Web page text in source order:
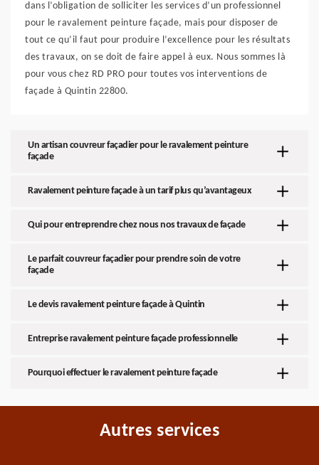
dans l’obligation de solliciter les services d’un professionnel
pour le ravalement peinture façade, mais pour disposer de
tout ce qu’il faut pour produire l’excellence pour les résultats
des travaux, on se doit de faire appel à eux. Nous sommes là
pour vous chez RD PRO pour toutes vos interventions de
façade à Quintin 22800.
Un artisan couvreur façadier pour le ravalement peinture
façade
Ravalement peinture façade à un tarif plus qu’avantageux
Qui pour entreprendre chez nous nos travaux de façade
Le parfait couvreur façadier pour prendre soin de votre
façade
Le devis ravalement peinture façade à Quintin
Entreprise ravalement peinture façade professionnelle
Pourquoi effectuer le ravalement peinture façade
Autres services